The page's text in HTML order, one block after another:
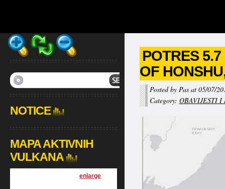
POTRES
OF
Posted by Pas at 05/07/
Category: OBAVIJESTI I
NOTICE
MAPA AKTIVNIH
VULKANA
[enlarge